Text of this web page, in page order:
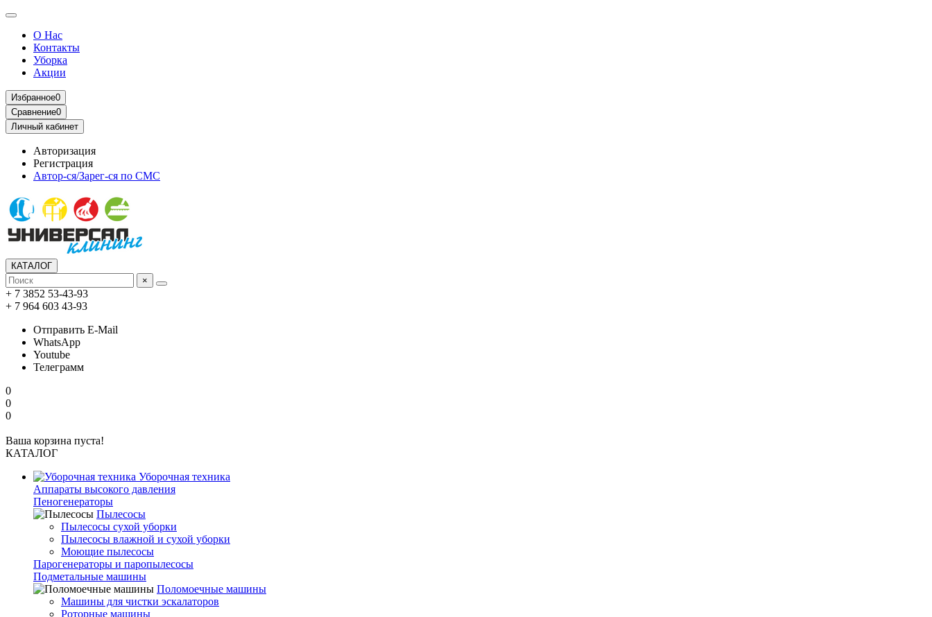
О Нас
Контакты
Уборка
Акции
Избранное0
Сравнение0
Личный кабинет
Авторизация
Регистрация
Автор-ся/Зарег-ся по СМС
КАТАЛОГ
×
+ 7 3852 53-43-93
+ 7 964 603 43-93
Отправить E-Mail
WhatsApp
Youtube
Телеграмм
0
0
0
Ваша корзина пуста!
КАТАЛОГ
Уборочная техника
Аппараты высокого давления
Пеногенераторы
Пылесосы
Пылесосы сухой уборки
Пылесосы влажной и сухой уборки
Моющие пылесосы
Парогенераторы и паропылесосы
Подметальные машины
Поломоечные машины
Машины для чистки эскалаторов
Роторные машины